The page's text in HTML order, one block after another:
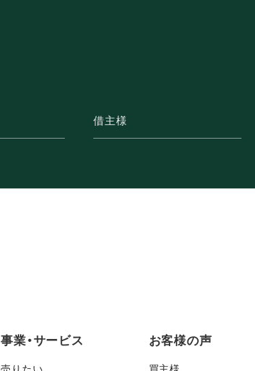
借主様
事業・サービス お客様の声